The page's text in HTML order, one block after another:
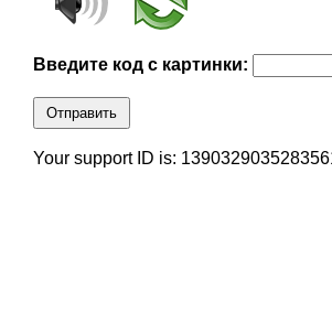
Введите код с картинки:
Отправить
Your support ID is: